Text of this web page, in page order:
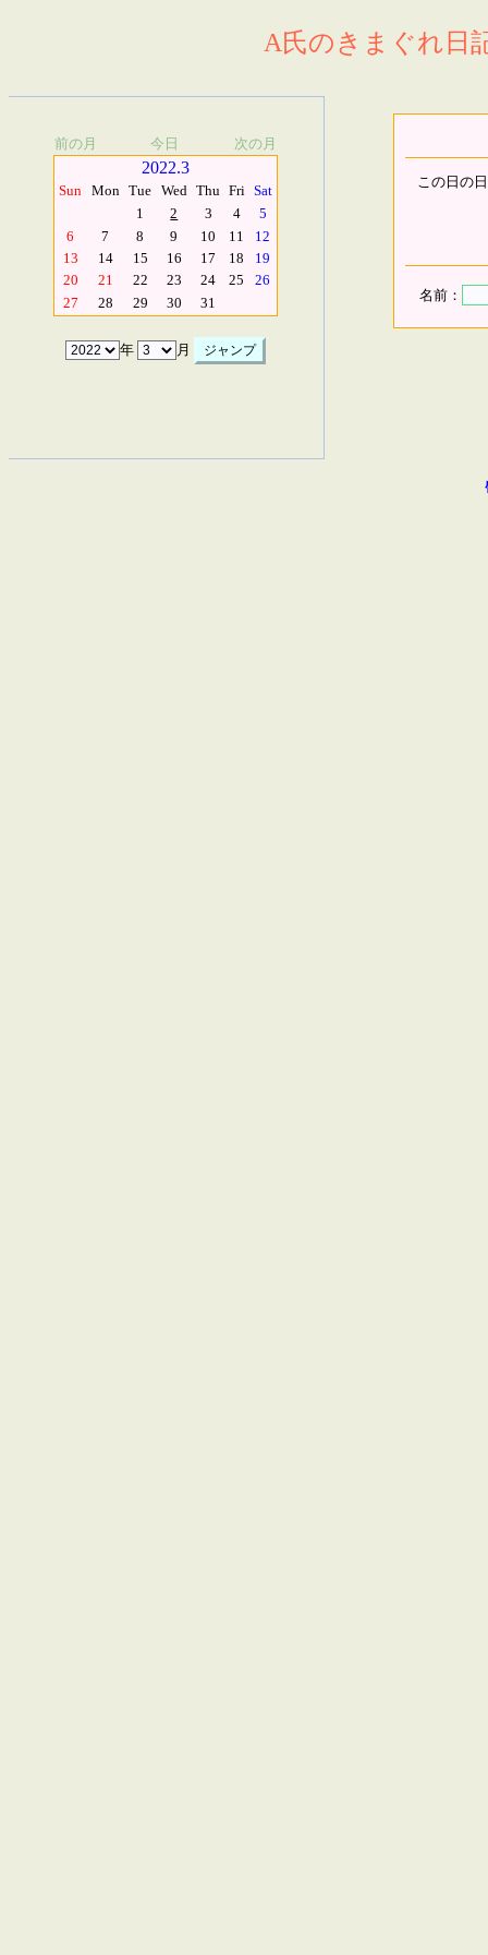
A氏のきまぐれ日
前の月 今日 次の月
2022.3
Sun Mon Tue Wed Thu Fri Sat
1
2 3 4
5
6
7 8 9 10 11
12
13
14 15 16 17 18
19
20
21 22 23 24 25
26
27
28 29 30 31
年 月
この日の
名前：